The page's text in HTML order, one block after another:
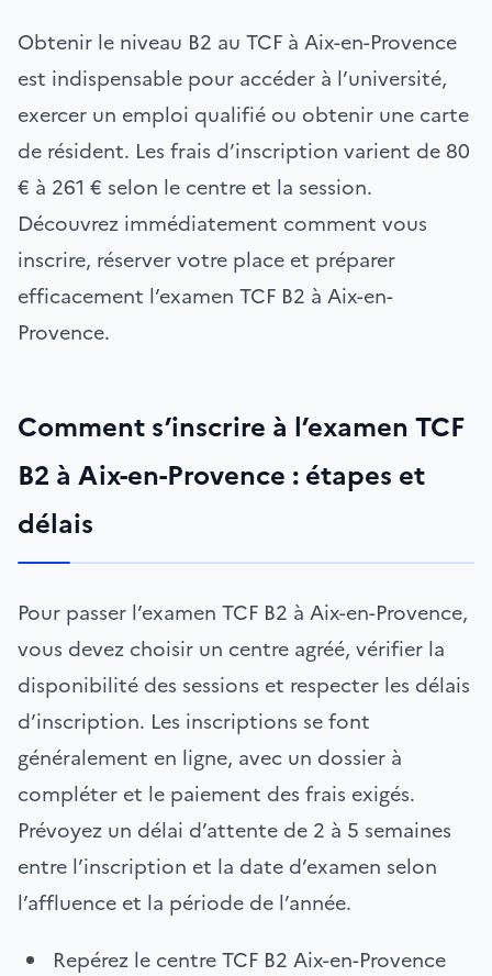
Obtenir le niveau B2 au TCF à Aix-en-Provence
est indispensable pour accéder à l’université,
exercer un emploi qualifié ou obtenir une carte
de résident. Les frais d’inscription varient de 80
€ à 261 € selon le centre et la session.
Découvrez immédiatement comment vous
inscrire, réserver votre place et préparer
efficacement l’examen TCF B2 à Aix-en-
Provence.
Comment s’inscrire à l’examen TCF
B2 à Aix-en-Provence : étapes et
délais
Pour passer l’examen TCF B2 à Aix-en-Provence,
vous devez choisir un centre agréé, vérifier la
disponibilité des sessions et respecter les délais
d’inscription. Les inscriptions se font
généralement en ligne, avec un dossier à
compléter et le paiement des frais exigés.
Prévoyez un délai d’attente de 2 à 5 semaines
entre l’inscription et la date d’examen selon
l’affluence et la période de l’année.
Repérez le centre TCF B2 Aix-en-Provence